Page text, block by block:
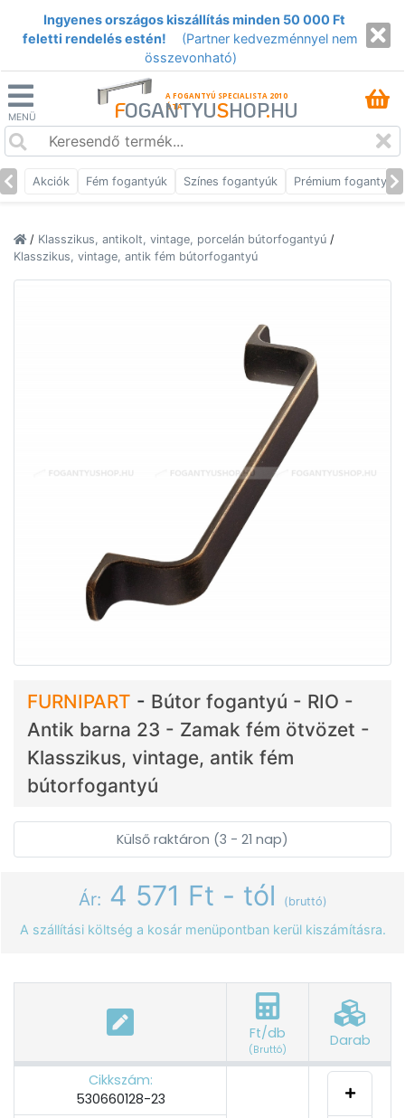
Ingyenes országos kiszállítás minden 50 000 Ft
feletti rendelés estén!
(Partner kedvezménnyel nem
összevonható)
MENÜ
A FOGANTYÚ SPECIALISTA 2010
ÓTA
FOGANTYUSHOP.HU
Akciók Fém fogantyúk Színes fogantyúk Prémium fogantyúk
/ Klasszikus, antikolt, vintage, porcelán bútorfogantyú /
Klasszikus, vintage, antik fém bútorfogantyú
FURNIPART - Bútor fogantyú - RIO -
Antik barna 23 - Zamak fém ötvözet -
Klasszikus, vintage, antik fém
bútorfogantyú
Külső raktáron (3 - 21 nap)
Ár: 4 571 Ft - tól (bruttó)
A szállítási költség a kosár menüpontban kerül kiszámításra.
Ft/db
(Bruttó)
Darab
Cikkszám:
530660128-23